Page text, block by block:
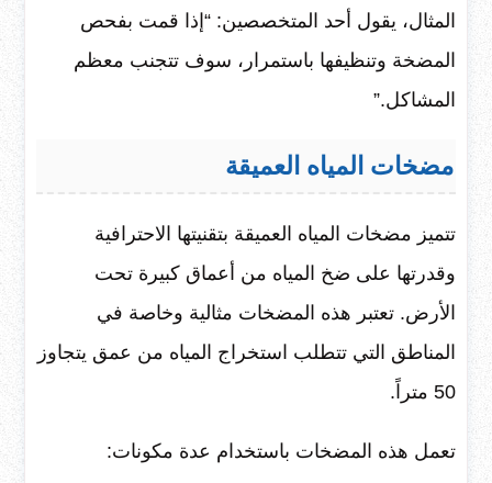
المثال، يقول أحد المتخصصين: “إذا قمت بفحص
المضخة وتنظيفها باستمرار، سوف تتجنب معظم
المشاكل.”
مضخات المياه العميقة
تتميز مضخات المياه العميقة بتقنيتها الاحترافية
وقدرتها على ضخ المياه من أعماق كبيرة تحت
الأرض. تعتبر هذه المضخات مثالية وخاصة في
المناطق التي تتطلب استخراج المياه من عمق يتجاوز
50 متراً.
تعمل هذه المضخات باستخدام عدة مكونات: